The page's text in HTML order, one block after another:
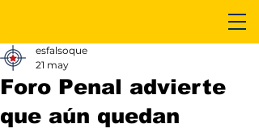
Foro Penal advierte
que aún quedan
esfalsoque
21 may